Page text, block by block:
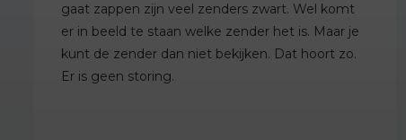
gaat zappen zijn veel zenders zwart. Wel komt
er in beeld te staan welke zender het is. Maar je
kunt de zender dan niet bekijken. Dat hoort zo.
Er is geen storing.